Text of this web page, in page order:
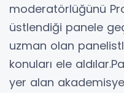
moderatörlüğünü
üstlendiği panele
uzman olan
konuları ele
yer alan